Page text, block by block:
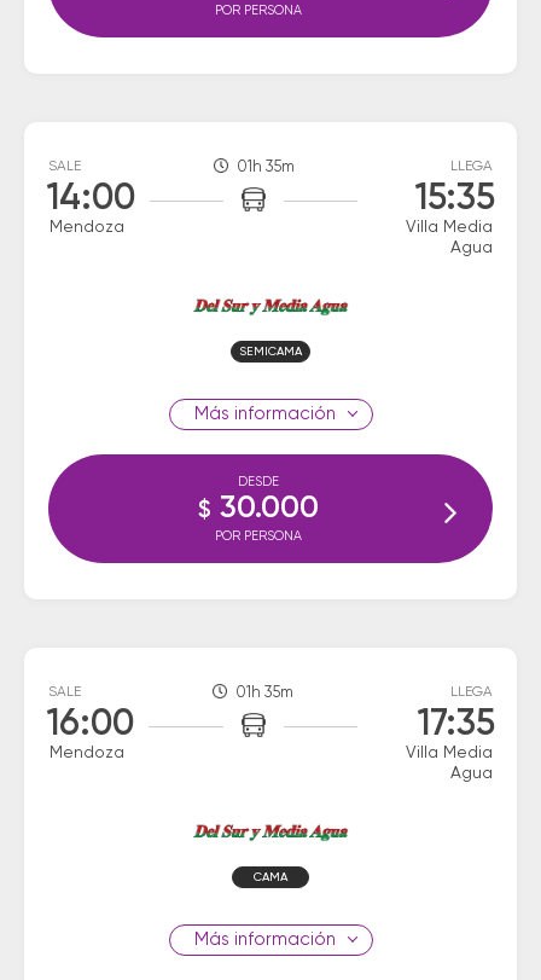
POR PERSONA
SALE
14:00
Mendoza
01h 35m LLEGA
15:35
Villa Media
Agua
SEMICAMA
información
DESDE
$ 30.000
POR PERSONA
SALE
16:00
Mendoza
01h 35m LLEGA
17:35
Villa Media
Agua
CAMA
información